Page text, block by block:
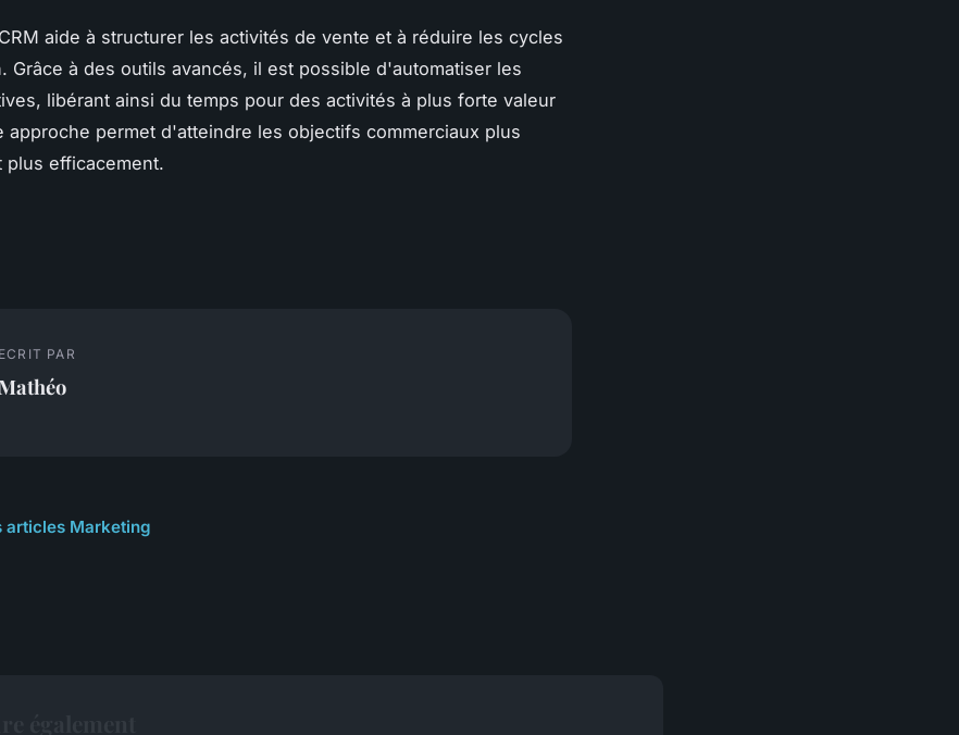
aide à structurer les activités de vente et à réduire les cycles
Grâce à des outils avancés, il est possible d'automatiser les
libérant ainsi du temps pour des activités à plus forte valeur
approche permet d'atteindre les objectifs commerciaux plus
plus efficacement.
ECRIT PAR
articles Marketing